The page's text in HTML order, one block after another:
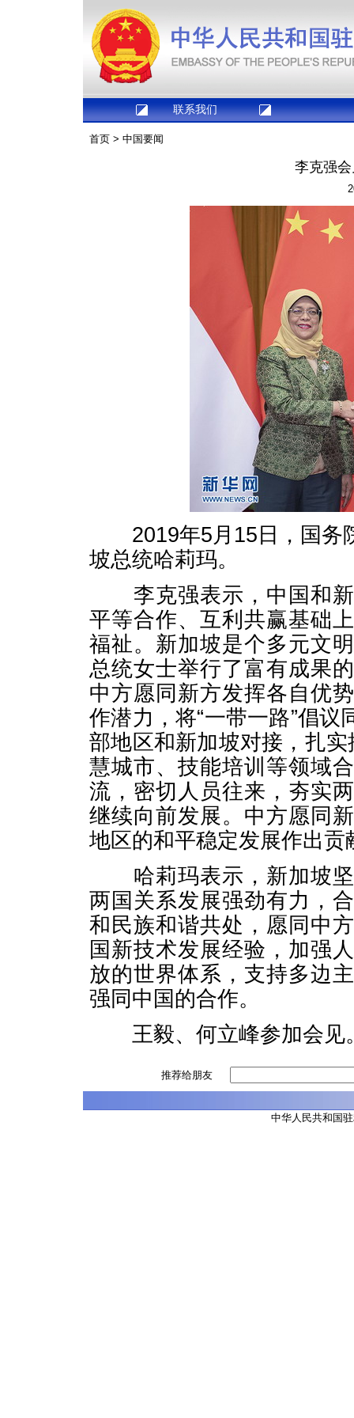
联系我们
首页 > 中国要闻
李克强
2019年5月15日，国务
坡总统哈莉玛。
李克强表示，中国和新
平等合作、互利共赢基础
福祉。新加坡是个多元文
总统女士举行了富有成果
中方愿同新方发挥各自优
作潜力，将“一带一路”倡
部地区和新加坡对接，扎实
慧城市、技能培训等领域
流，密切人员往来，夯实
继续向前发展。中方愿同
地区的和平稳定发展作出贡
哈莉玛表示，新加坡坚
两国关系发展强劲有力，
和民族和谐共处，愿同中
国新技术发展经验，加强
放的世界体系，支持多边
强同中国的合作。
王毅、何立峰参加会见
推荐给朋友
中华人民共和国